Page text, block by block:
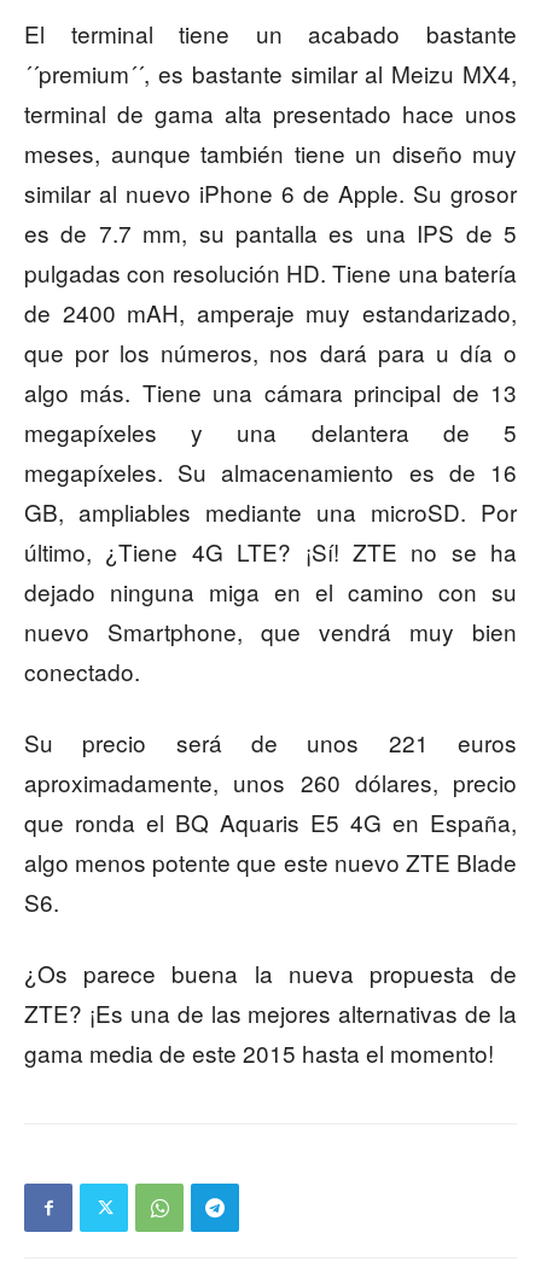
El terminal tiene un acabado bastante
´´premium´´, es bastante similar al Meizu MX4,
terminal de gama alta presentado hace unos
meses, aunque también tiene un diseño muy
similar al nuevo iPhone 6 de Apple. Su grosor
es de 7.7 mm, su pantalla es una IPS de 5
pulgadas con resolución HD. Tiene una batería
de 2400 mAH, amperaje muy estandarizado,
que por los números, nos dará para u día o
algo más. Tiene una cámara principal de 13
megapíxeles y una delantera de 5
megapíxeles. Su almacenamiento es de 16
GB, ampliables mediante una microSD. Por
último, ¿Tiene 4G LTE? ¡Sí! ZTE no se ha
dejado ninguna miga en el camino con su
nuevo Smartphone, que vendrá muy bien
conectado.
Su precio será de unos 221 euros
aproximadamente, unos 260 dólares, precio
que ronda el BQ Aquaris E5 4G en España,
algo menos potente que este nuevo ZTE Blade
S6.
¿Os parece buena la nueva propuesta de
ZTE? ¡Es una de las mejores alternativas de la
gama media de este 2015 hasta el momento!